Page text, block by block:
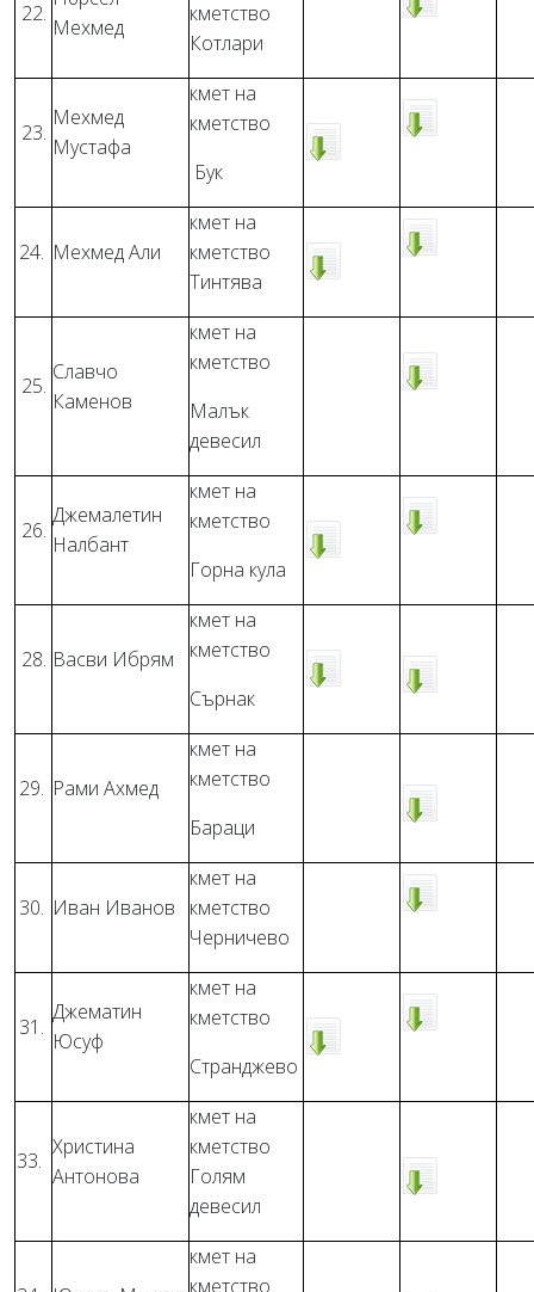
22.
Мехмед
кметство
Котлари
23.
Мехмед
Мустафа
кмет на
кметство
Бук
24. Мехмед Али
кмет на
кметство
Тинтява
25.
Славчо
Каменов
кмет на
кметство
Малък
девесил
26.
Джемалетин
Налбант
кмет на
кметство
Горна кула
28. Васви Ибрям
кмет на
кметство
Сърнак
29. Рами Ахмед
кмет на
кметство
Бараци
30. Иван Иванов
кмет на
кметство
Черничево
31.
Джематин
Юсуф
кмет на
кметство
Странджево
33.
Христина
Антонова
кмет на
кметство
Голям
девесил
кмет на
кметство